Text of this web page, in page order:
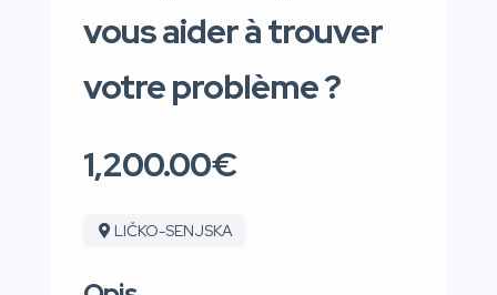
vous aider à trouver
votre problème ?
1,200.00€
LIČKO-SENJSKA